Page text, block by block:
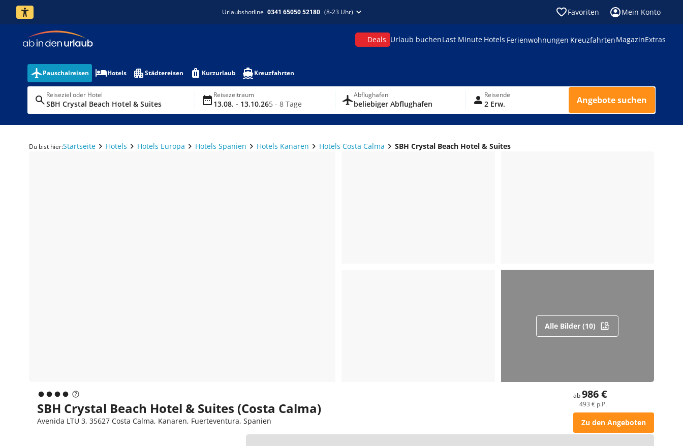
Urlaubshotline 0341 65050 52180 (8-23 Uhr) Favoriten Mein Konto
Deals Urlaub buchenLast Minute Hotels Ferienwohnungen KreuzfahrtenMagazinExtras
Pauschalreisen Hotels Städtereisen Kurzurlaub Kreuzfahrten
Reiseziel oder Hotel
SBH Crystal Beach Hotel & Suites
Reisezeitraum
13.08. - 13.10.265 - 8 Tage
Abflughafen
beliebiger Abflughafen
Reisende
2 Erw. Angebote suchen
Du bist hier:Startseite Hotels Hotels Europa Hotels Spanien Hotels Kanaren Hotels Costa Calma SBH Crystal Beach Hotel & Suites
Alle Bilder (10)
SBH Crystal Beach Hotel & Suites (Costa Calma)
Avenida LTU 3, 35627 Costa Calma, Kanaren, Fuerteventura, Spanien
ab986 €
493 € p.P.
Zu den Angeboten